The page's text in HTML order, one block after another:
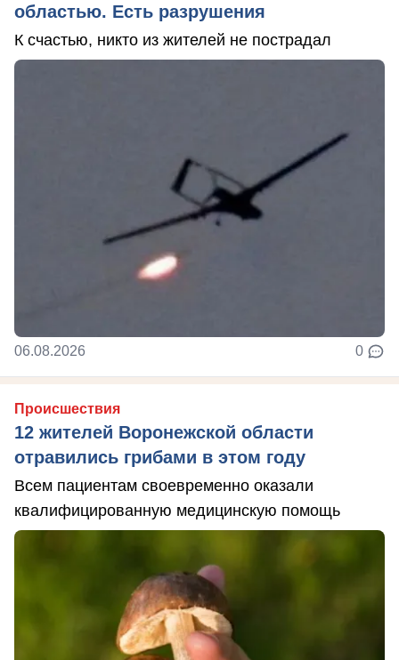
областью. Есть разрушения
К счастью, никто из жителей не пострадал
06.08.2026 0
Происшествия
12 жителей Воронежской области
отравились грибами в этом году
Всем пациентам своевременно оказали
квалифицированную медицинскую помощь